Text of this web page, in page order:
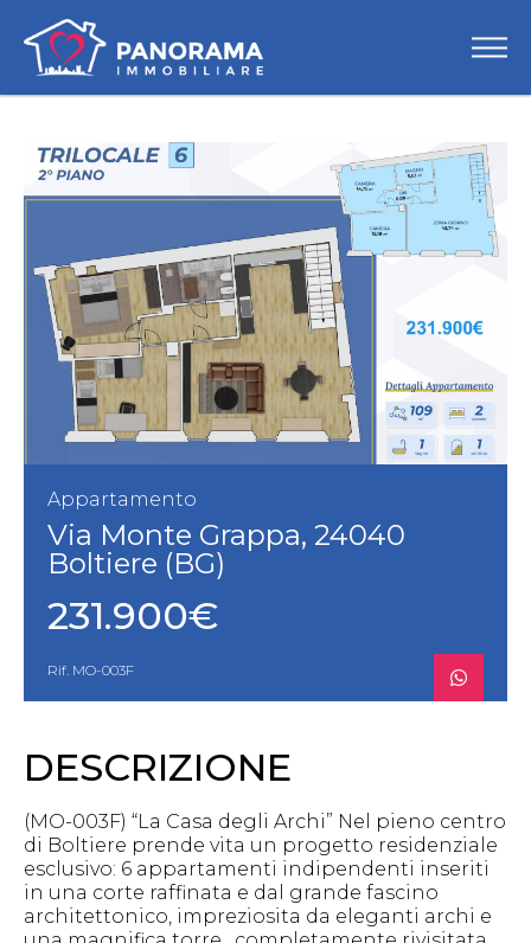
Appartamento
Via Monte Grappa, 24040
Boltiere (BG)
231.900€
Rif. MO-003F
DESCRIZIONE
(MO-003F) “La Casa degli Archi” Nel pieno centro
di Boltiere prende vita un progetto residenziale
esclusivo: 6 appartamenti indipendenti inseriti
in una corte raffinata e dal grande fascino
architettonico, impreziosita da eleganti archi e